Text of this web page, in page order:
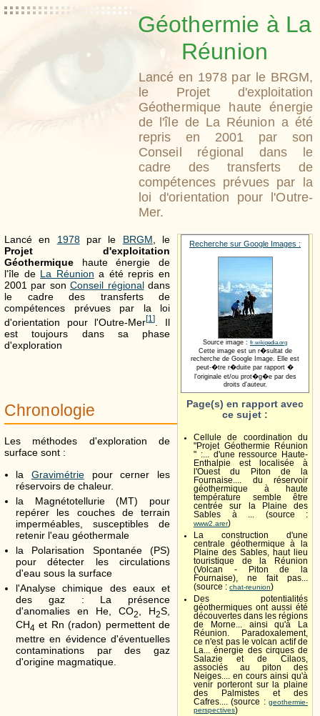
Géothermie à La
Réunion
Lancé en 1978 par le BRGM,
le Projet d'exploitation
Géothermique haute énergie
de l'île de La Réunion a été
repris en 2001 par son
Conseil régional dans le
cadre des transferts de
compétences prévues par la
loi d'orientation pour l'Outre-
Mer.
Recherche sur Google Images :
Source image : fr.wikipedia.org
Cette image est un r�sultat de
recherche de Google Image. Elle est
peut-�tre r�duite par rapport �
l'originale et/ou prot�g�e par des
droits d'auteur.
Page(s) en rapport avec
ce sujet :
Cellule de coordination du
"Projet Géothermie Réunion
" :... d'une ressource Haute-
Enthalpie est localisée à
l'Ouest du Piton de la
Fournaise.... du réservoir
géothermique à haute
température semble être
centrée sur la Plaine des
Sables à ... (source :
www2.arer)
La construction d'une
centrale géothermique à la
Plaine des Sables, haut lieu
touristique de la Réunion
(Volcan - Piton de la
Fournaise), ne fait pas...
(source : chat-reunion)
Des potentialités
géothermiques ont aussi été
découvertes dans les régions
de Morne... ainsi qu'à La
Réunion. Paradoxalement,
ce n'est pas le volcan actif de
La... énergie des cirques de
Salazie et de Cilaos,
associés au piton des
Neiges.... en cours ainsi qu'à
venir porteront sur la plaine
des Palmistes et des
Cafres.... (source : geothermie-
perspectives)
Lancé en 1978par le BRGM , le
Projet d'exploitation
Géothermique haute énergie de
l'île de La Réunion a été repris en
2001 par sonConseil régionaldans
le cadre des transferts de
compétences prévues par la loi
d'orientation pour l'Outre-Mer[1]
. Il
est toujours dans sa phase
d'exploration
Chronologie
Les méthodes d'exploration de
surface sont :
la Gravimétriepour cerner les
réservoirs de chaleur.
la Magnétotellurie (MT) pour
repérer les couches de terrain
imperméables, susceptibles de
retenir l'eau géothermale
la Polarisation Spontanée (PS)
pour détecter les circulations
d'eau sous la surface
l'Analyse chimique des eaux et
des gaz : La présence
d'anomalies en He, CO2 , H2S,
CH4 et Rn (radon) permettent de
mettre en évidence d'éventuelles
contaminations par des gaz
d'origine magmatique.